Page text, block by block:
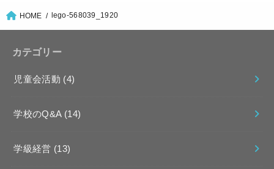
HOME lego-568039_1920
カテゴリー
児童会活動 (4)
学校のQ&A (14)
学級経営 (13)